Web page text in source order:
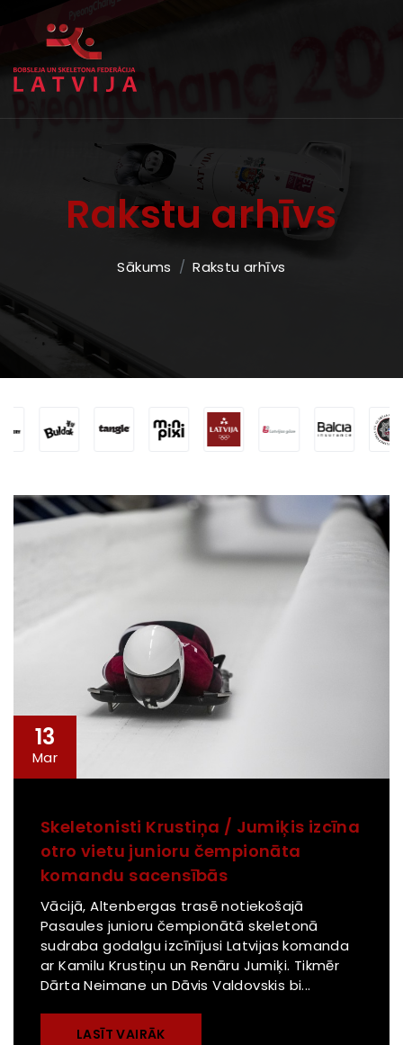
Rakstu arhīvs
Sākums Rakstu arhīvs
13
Mar
Skeletonisti Krustiņa / Jumiķis izcīna
otro vietu junioru čempionāta
komandu sacensībās
Vācijā, Altenbergas trasē notiekošajā
Pasaules junioru čempionātā skeletonā
sudraba godalgu izcīnījusi Latvijas komanda
ar Kamilu Krustiņu un Renāru Jumiķi. Tikmēr
Dārta Neimane un Dāvis Valdovskis bi...
LASĪT VAIRĀK